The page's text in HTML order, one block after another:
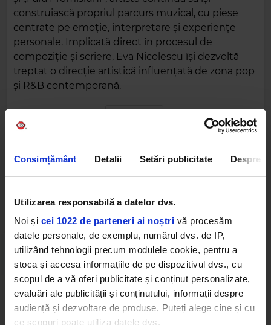
Consimțământ Detalii Setări publicitate Despre
Utilizarea responsabilă a datelor dvs.
Noi și cei 1022 de parteneri ai noștri vă procesăm
datele personale, de exemplu, numărul dvs. de IP,
utilizând tehnologii precum modulele cookie, pentru a
stoca și accesa informațiile de pe dispozitivul dvs., cu
scopul de a vă oferi publicitate și conținut personalizate,
evaluări ale publicității și conținutului, informații despre
audiență și dezvoltare de produse. Puteți alege cine și cu
ce scopuri poate utiliza datele dvs.
construiască propriul parcurs muzical, cu piese
centrate pe emoție, interpretare și experiențe
personale. Implicată direct în procesul de
compoziție și scriere, Eva Nicolescu își dezvoltă
treptat o direcție artistică influențată de zona pop
și R&B contemporană.
EVA NICOLESCU
Web radios
Cele mai ascultate playlist-uri